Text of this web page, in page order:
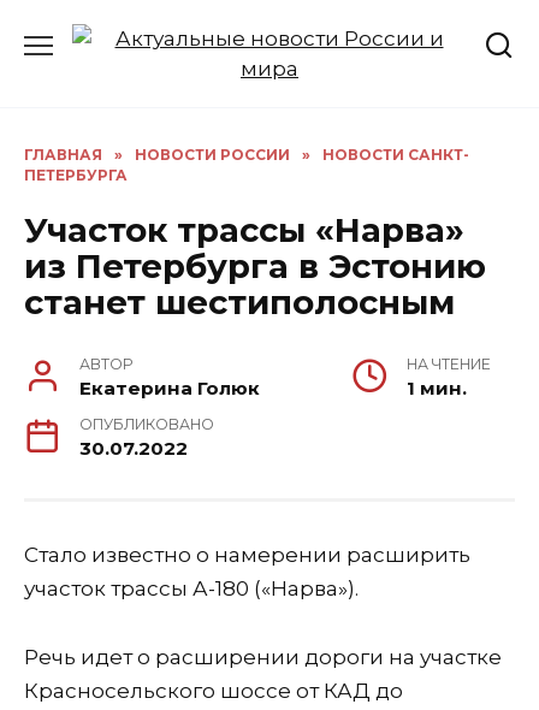
ГЛАВНАЯ » НОВОСТИ РОССИИ »
НОВОСТИ САНКТ-
ПЕТЕРБУРГА
Участок трассы «Нарва»
из Петербурга в Эстонию
станет шестиполосным
АВТОР
Екатерина Голюк
НА ЧТЕНИЕ
1 мин.
ОПУБЛИКОВАНО
30.07.2022
Стало известно о намерении расширить
участок трассы А-180 («Нарва»).
Речь идет о расширении дороги на участке
Красносельского шоссе от КАД до